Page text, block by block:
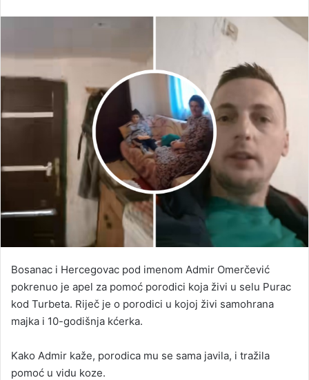
Bosanac i Hercegovac pod imenom Admir Omerčević
pokrenuo je apel za pomoć porodici koja živi u selu Purac
kod Turbeta. Riječ je o porodici u kojoj živi samohrana
majka i 10-godišnja kćerka.
Kako Admir kaže, porodica mu se sama javila, i tražila
pomoć u vidu koze.